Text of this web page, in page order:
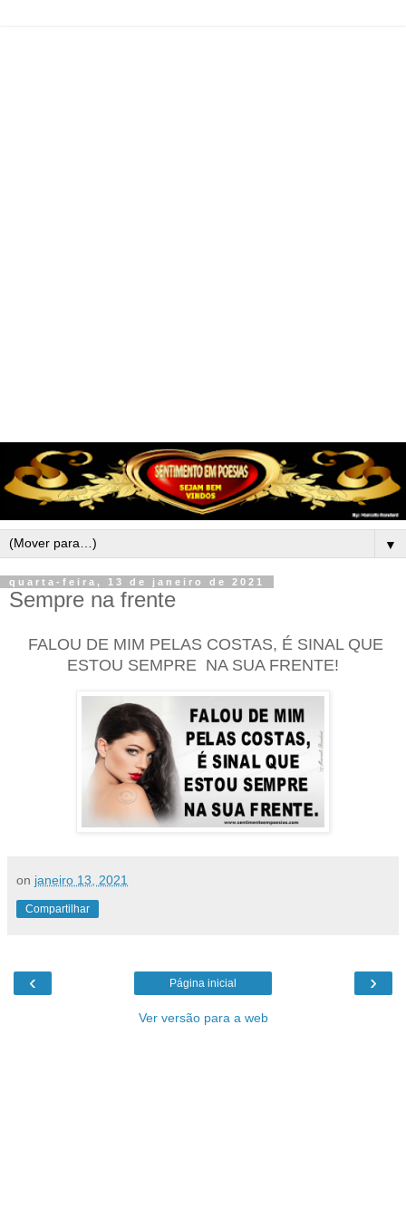
▼
quarta-feira, 13 de janeiro de 2021
Sempre na frente
FALOU DE MIM PELAS COSTAS, É SINAL QUE
ESTOU SEMPRE NA SUA FRENTE!
on janeiro 13, 2021
Compartilhar
‹ ›
Página inicial
Ver versão para a web